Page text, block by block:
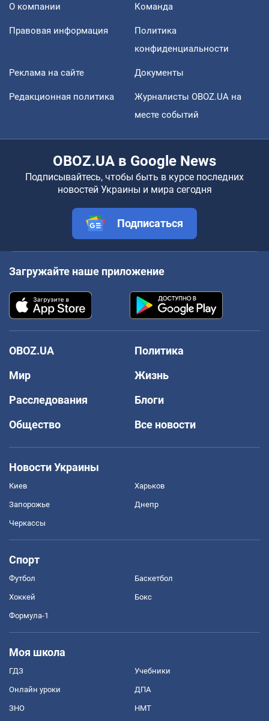
О компании Команда
Правовая информация
Политика
конфиденциальности
Реклама на сайте Документы
Редакционная политика
Журналисты OBOZ.UA на
месте событий
OBOZ.UA в Google News
Подписывайтесь, чтобы быть в курсе последних
новостей Украины и мира сегодня
Подписаться
Загружайте наше приложение
OBOZ.UA
Политика
Мир
Жизнь
Расследования
Блоги
Общество
Все новости
Новости Украины
Киев Харьков
Запорожье Днепр
Черкассы
Спорт
Футбол Баскетбол
Хоккей Бокс
Формула-1
Моя школа
ГДЗ Учебники
Онлайн уроки ДПА
ЗНО НМТ